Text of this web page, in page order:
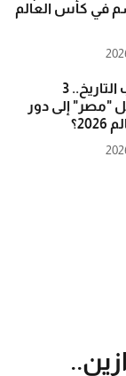
في كأس العالم
الفراعنة على أعتاب التاريخ.. 3
"مصر" إلى دور